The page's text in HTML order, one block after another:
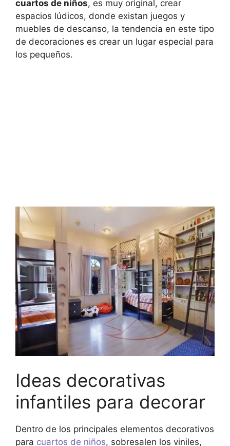
cuartos de niños, es muy original, crear
espacios lúdicos, donde existan juegos y
muebles de descanso, la tendencia en este tipo
de decoraciones es crear un lugar especial para
los pequeños.
Ideas decorativas
infantiles para decorar
Dentro de los principales elementos decorativos
para cuartos de niños, sobresalen los viniles,